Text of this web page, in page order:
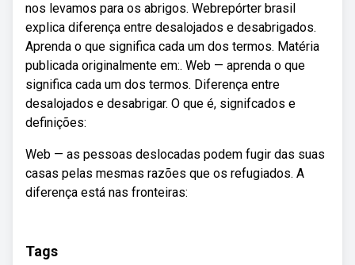
nos levamos para os abrigos. Webrepórter brasil
explica diferença entre desalojados e desabrigados.
Aprenda o que significa cada um dos termos. Matéria
publicada originalmente em:. Web — aprenda o que
significa cada um dos termos. Diferença entre
desalojados e desabrigar. O que é, signifcados e
definições:
Web — as pessoas deslocadas podem fugir das suas
casas pelas mesmas razões que os refugiados. A
diferença está nas fronteiras:
Tags